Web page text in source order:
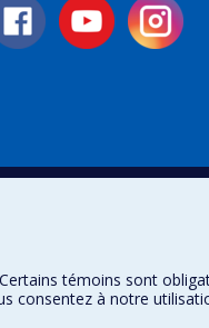
témoins sont
consentez à notre